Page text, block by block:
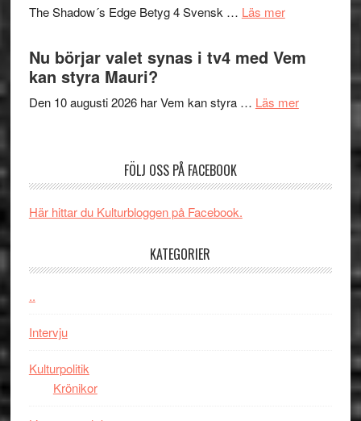
och
The Shadow´s Edge Betyg 4 Svensk … Läs merom
Shadow
Edge
spännande
Nu börjar valet synas i tv4 med Vem
kan styra Mauri?
Den 10 augusti 2026 har Vem kan styra … Läs merom
kan
FÖLJ OSS PÅ FACEBOOK
Här hittar du Kulturbloggen på Facebook.
KATEGORIER
..
Intervju
Kulturpolitik
Krönikor